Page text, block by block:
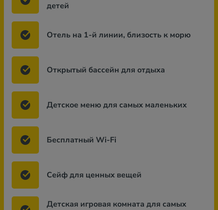
детей
Отель на 1-й линии, близость к морю
Открытый бассейн для отдыха
Детское меню для самых маленьких
Бесплатный Wi-Fi
Сейф для ценных вещей
Детская игровая комната для самых